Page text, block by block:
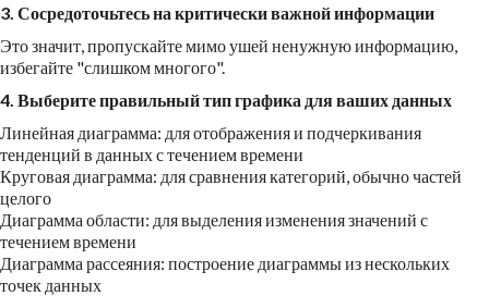
3. Сосредоточьтесь на критически важной информации
Это значит, пропускайте мимо ушей ненужную информацию,
избегайте "слишком многого".
4. Выберите правильный тип графика для ваших данных
Линейная диаграмма: для отображения и подчеркивания
тенденций в данных с течением времени
Круговая диаграмма: для сравнения категорий, обычно частей
целого
Диаграмма области: для выделения изменения значений с
течением времени
Диаграмма рассеяния: построение диаграммы из нескольких
точек данных